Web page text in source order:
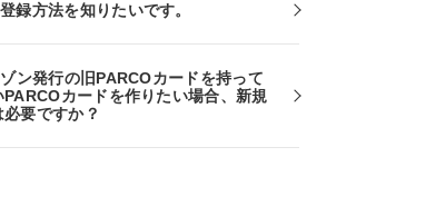
録方法を知りたいです。
ン発行の旧PARCOカードを持って
カードを作りたい場合、新規
要ですか？